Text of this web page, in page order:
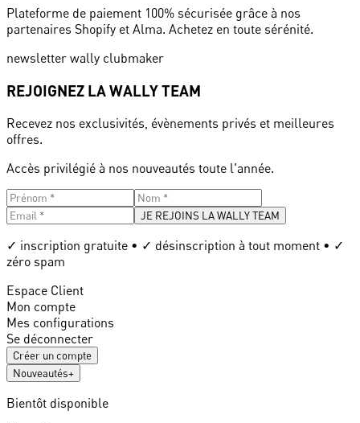
Plateforme de paiement 100% sécurisée grâce à nos
partenaires Shopify et Alma. Achetez en toute sérénité.
newsletter wally clubmaker
REJOIGNEZ LA WALLY TEAM
Recevez nos exclusivités, évènements privés et meilleures
offres.
Accès privilégié à nos nouveautés toute l'année.
JE REJOINS LA WALLY TEAM
✓ inscription gratuite • ✓ désinscription à tout moment • ✓
zéro spam
Espace Client
Mon compte
Mes configurations
Se déconnecter
Créer un compte
Nouveautés+
Bientôt disponible